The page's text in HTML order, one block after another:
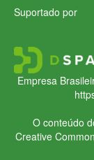
Suportado por
Empresa
O conteúdo
Creative